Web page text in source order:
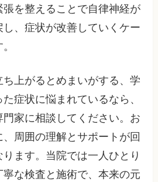
を整えることで自律神経が
、症状が改善していくケー
上がるとめまいがする、学
症状に悩まれているなら、
家に相談してください。お
周囲の理解とサポートが回
ます。当院では一人ひとり
な検査と施術で、本来の元